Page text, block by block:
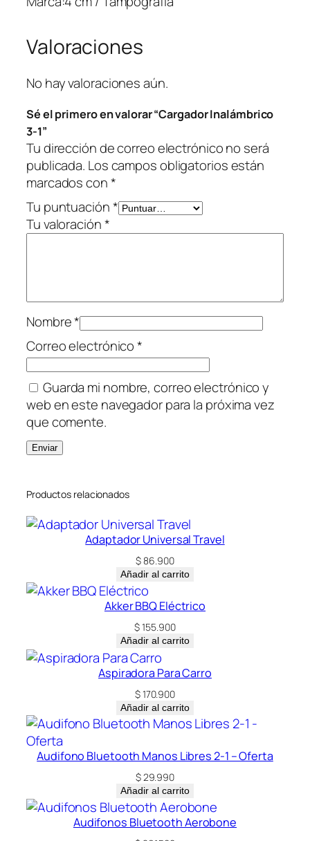
a
t
d
a
d
Valoraciones
No hay valoraciones aún.
Sé el primero en valorar “Cargador Inalámbrico
3-1”
Tu dirección de correo electrónico no será
publicada. Los campos obligatorios están
marcados con*
Tu puntuación*
Tu valoración*
Nombre*
Correo electrónico*
Guarda mi nombre, correo electrónico y
web en este navegador para la próxima vez
que comente.
Productos relacionados
Adaptador Universal Travel
$86.900
Añadir al carrito
Akker BBQ Eléctrico
$155.900
Añadir al carrito
Aspiradora Para Carro
$170.900
Añadir al carrito
Audifono Bluetooth Manos Libres 2-1 – Oferta
$29.990
Añadir al carrito
Audifonos Bluetooth Aerobone